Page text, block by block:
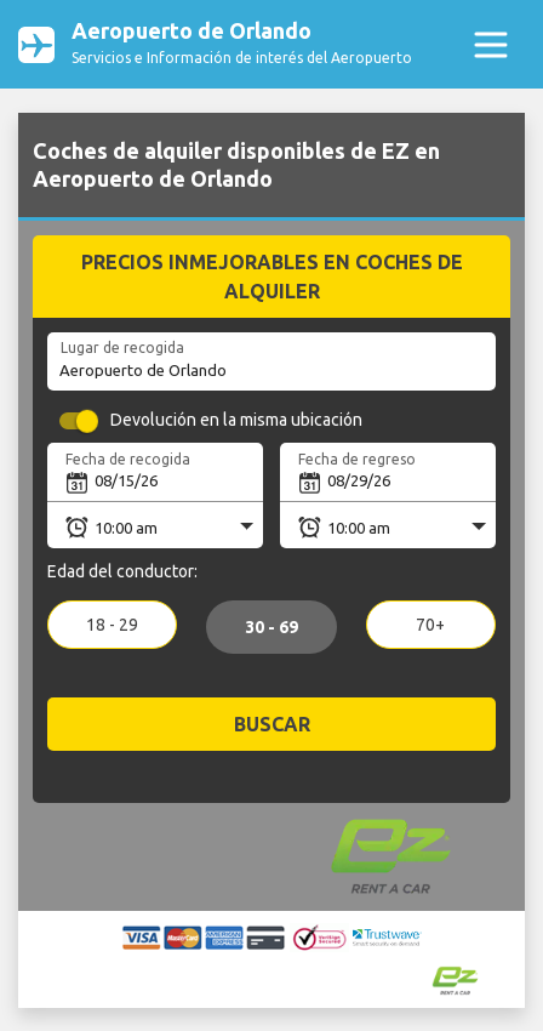
Aeropuerto de Orlando
Servicios e Información de interés del Aeropuerto
Coches de alquiler disponibles de EZ en
Aeropuerto de Orlando
PRECIOS INMEJORABLES EN COCHES DE
ALQUILER
Lugar de recogida
Devolución en la misma ubicación
Fecha de recogida Fecha de regreso
Edad del conductor:
18 - 29 30 - 69 70+
BUSCAR